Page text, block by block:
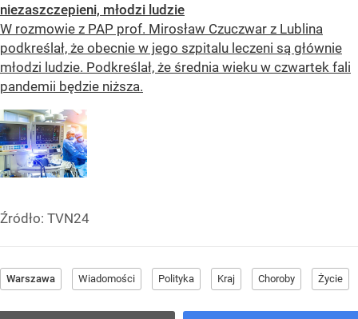
niezaszczepieni, młodzi ludzie
W rozmowie z PAP prof. Mirosław Czuczwar z Lublina
podkreślał, że obecnie w jego szpitalu leczeni są głównie
młodzi ludzie. Podkreślał, że średnia wieku w czwartek fali
pandemii będzie niższa.
Źródło: TVN24
Warszawa Wiadomości Polityka Kraj Choroby Życie